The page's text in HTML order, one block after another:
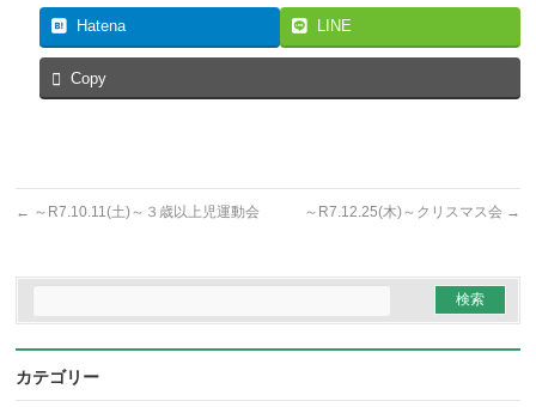
Hatena LINE
Copy
← ～R7.10.11(土)～３歳以上児運動会 ～R7.12.25(木)～クリスマス会 →
カテゴリー